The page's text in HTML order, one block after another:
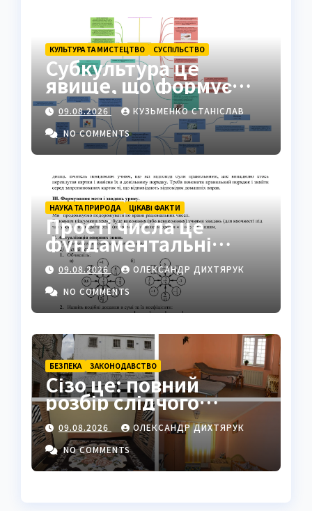
КУЛЬТУРА ТА МИСТЕЦТВО СУCПІЛЬСТВО
Субкультура це
явище, що формує
ідентичність груп у
суспільстві
09.08.2026
КУЗЬМЕНКО СТАНІСЛАВ
NO COMMENTS
НАУКА ТА ПРИРОДА ЦІКАВІ ФАКТИ
Прості числа це
фундаментальні
«атоми» математики
09.08.2026
ОЛЕКСАНДР ДИХТЯРУК
NO COMMENTS
БЕЗПЕКА ЗАКОНОДАВСТВО
Сізо це: повний
розбір слідчого
ізолятора в Україні
09.08.2026
ОЛЕКСАНДР ДИХТЯРУК
NO COMMENTS